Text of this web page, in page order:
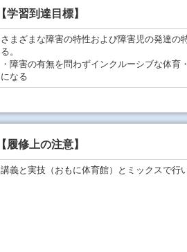
【学習到達目標】
さまざまな障害の特性および障害児の発達の
る。
・障害の有無を問わずインクルーシブな体
になる
【 履修上の注意】
講義と実技（おもに体育館）とミックスで行